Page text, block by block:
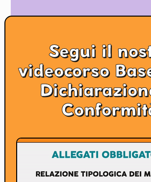
Segui il
videocorso